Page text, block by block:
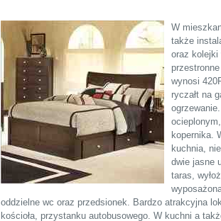
W
także
oraz kolejki
wynosi
ryczałt na
kopernika.
kuchnia,
dwie jasne
taras,
oddzielne wc oraz przedsionek. Bardzo atrakcyjna
kościoła, przystanku autobusowego. W kuchni a